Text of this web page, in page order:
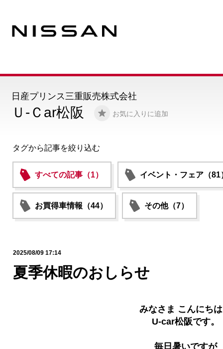
Ｕ-Ｃar松阪 お気に入りに追加
日産プリンス三重販売株式会社
タグから記事を絞り込む
すべての記事（1） イベント・フェア（81
お買得車情報（44） その他（7）
2025/08/09 17:14
夏季休暇のおしらせ
みなさま こんにちは
U-car松阪です。
毎日暑いですが